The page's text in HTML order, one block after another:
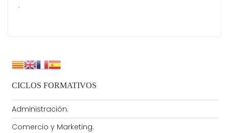
.
CICLOS FORMATIVOS
Administración.
Comercio y Marketing.